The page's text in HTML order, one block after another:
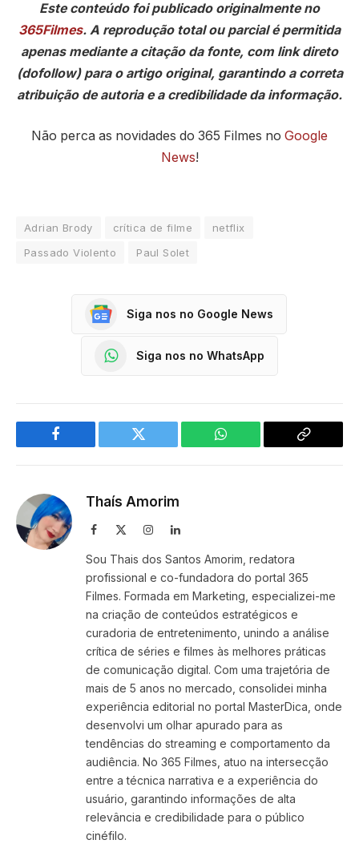
Este conteúdo foi publicado originalmente no
365Filmes. A reprodução total ou parcial é permitida
apenas mediante a citação da fonte, com link direto
(dofollow) para o artigo original, garantindo a correta
atribuição de autoria e a credibilidade da informação.
Não perca as novidades do 365 Filmes no Google
News!
Adrian Brody crítica de filme
netflix
Passado Violento
Paul Solet
Siga nos no Google News
Siga nos no WhatsApp
Facebook Twitter WhatsApp
Copy
Thaís Amorim
Facebook InstagramLinkedIn
Sou Thais dos Santos Amorim, redatora
profissional e co-fundadora do portal 365
Filmes. Formada em Marketing, especializei-me
na criação de conteúdos estratégicos e
curadoria de entretenimento, unindo a análise
crítica de séries e filmes às melhores práticas
de comunicação digital. Com uma trajetória de
mais de 5 anos no mercado, consolidei minha
experiência editorial no portal MasterDica, onde
desenvolvi um olhar apurado para as
tendências do streaming e comportamento da
audiência. No 365 Filmes, atuo na intersecção
entre a técnica narrativa e a experiência do
usuário, garantindo informações de alta
relevância e credibilidade para o público
cinéfilo.